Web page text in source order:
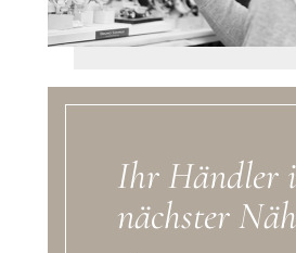
Ihr Händler
nächster